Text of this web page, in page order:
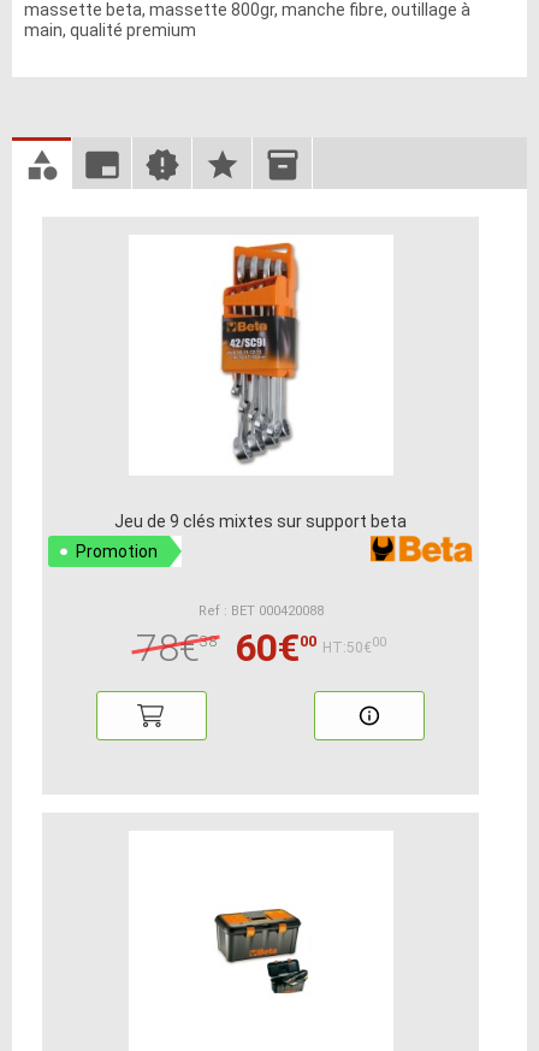
massette beta, massette 800gr, manche fibre, outillage à
main, qualité premium
Jeu de 9 clés mixtes sur support beta
Promotion
Ref : BET 000420088
78€38 60€00 HT:50€00